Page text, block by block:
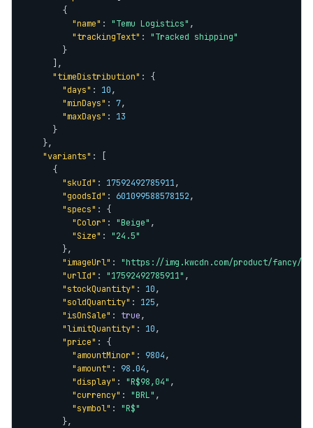
        {
"name" : "Temu Logistics" ,
"trackingText" : "Tracked shipping"
        }
      ],
"timeDistribution" : {
"days" : 10,
"minDays" : 7,
"maxDays" : 13
      }
    },
"variants" : [
      {
"skuId" : 17592492785911,
"goodsId" : 601099588578152,
"specs" : {
"Color" : "Beige" ,
"Size" : "24.5"
        },
"imageUrl" : "https://img.kwcdn.com/product/fancy/
"urlId" : "17592492785911" ,
"stockQuantity" : 10,
"soldQuantity" : 125,
"isOnSale" : true,
"limitQuantity" : 10,
"price" : {
"amountMinor" : 9804,
"amount" : 98.04,
"display" : "R$98,04" ,
"currency" : "BRL" ,
"symbol" : "R$"
        },